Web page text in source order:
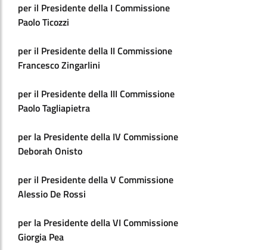
per il Presidente della I Commissione
Paolo Ticozzi
per il Presidente della II Commissione
Francesco Zingarlini
per il Presidente della III Commissione
Paolo Tagliapietra
per la Presidente della IV Commissione
Deborah Onisto
per il Presidente della V Commissione
Alessio De Rossi
per la Presidente della VI Commissione
Giorgia Pea